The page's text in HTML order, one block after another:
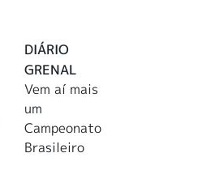
DIÁRIO
GRENAL
Vem aí mais
um
Campeonato
Brasileiro